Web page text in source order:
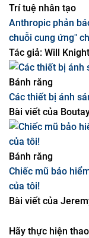
trường dự đoán.
Bài viết củaKate
Trí tuệ nhân tạo
Anthropic phản
chuỗi cung ứng"
Tác giả: Will Knight
Bánh răng
Các thiết bị ánh
Bài viết của
Chiếc mũ bảo